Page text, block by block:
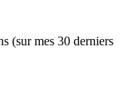
(sur mes 30 derniers